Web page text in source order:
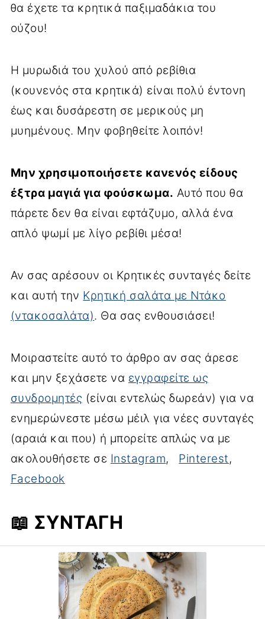
θα έχετε τα κρητικά παξιμαδάκια του
ούζου!
Η μυρωδιά του χυλού από ρεβίθια
(κουνενός στα κρητικά) είναι πολύ έντονη
έως και δυσάρεστη σε μερικούς μη
μυημένους. Μην φοβηθείτε λοιπόν!
Μην χρησιμοποιήσετε κανενός είδους
έξτρα μαγιά για φούσκωμα. Αυτό που θα
πάρετε δεν θα είναι εφτάζυμο, αλλά ένα
απλό ψωμί με λίγο ρεβίθι μέσα!
Αν σας αρέσουν οι Κρητικές συνταγές δείτε
και αυτή την Κρητική σαλάτα με Ντάκο
(ντακοσαλάτα). Θα σας ενθουσιάσει!
Μοιραστείτε αυτό το άρθρο αν σας άρεσε
και μην ξεχάσετε να εγγραφείτε ως
συνδρομητές (είναι εντελώς δωρεάν) για να
ενημερώνεστε μέσω μέιλ για νέες συνταγές
(αραιά και που) ή μπορείτε απλώς να με
ακολουθήσετε σε Instagram, Pinterest,
Facebook
📖 ΣΥΝΤΑΓΉ